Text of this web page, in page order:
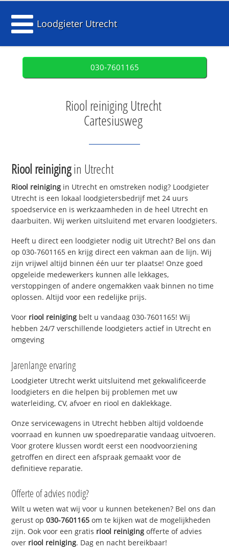
Loodgieter Utrecht
030-7601165
Riool reiniging Utrecht
Cartesiusweg
Riool reinigingin Utrecht
Riool reiniging in Utrecht en omstreken nodig? Loodgieter
Utrecht is een lokaal loodgietersbedrijf met 24 uurs
spoedservice en is werkzaamheden in de heel Utrecht en
daarbuiten. Wij werken uitsluitend met ervaren loodgieters.
Heeft u direct een loodgieter nodig uit Utrecht? Bel ons dan
op 030-7601165 en krijg direct een vakman aan de lijn. Wij
zijn vrijwel altijd binnen één uur ter plaatse! Onze goed
opgeleide medewerkers kunnen alle lekkages,
verstoppingen of andere ongemakken vaak binnen no time
oplossen. Altijd voor een redelijke prijs.
Voor riool reiniging belt u vandaag 030-7601165! Wij
hebben 24/7 verschillende loodgieters actief in Utrecht en
omgeving
Jarenlange ervaring
Loodgieter Utrecht werkt uitsluitend met gekwalificeerde
loodgieters en die helpen bij problemen met uw
waterleiding, CV, afvoer en riool en daklekkage.
Onze servicewagens in Utrecht hebben altijd voldoende
voorraad en kunnen uw spoedreparatie vandaag uitvoeren.
Voor grotere klussen wordt eerst een noodvoorziening
getroffen en direct een afspraak gemaakt voor de
definitieve reparatie.
Offerte of advies nodig?
Wilt u weten wat wij voor u kunnen betekenen? Bel ons dan
gerust op030-7601165 om te kijken wat de mogelijkheden
zijn. Ook voor een gratis riool reiniging offerte of advies
over riool reiniging. Dag en nacht bereikbaar!